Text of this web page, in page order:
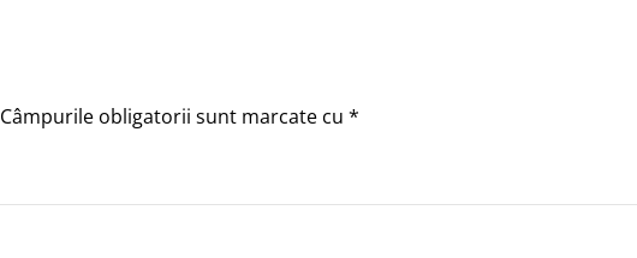
Câmpurile obligatorii sunt marcate cu *